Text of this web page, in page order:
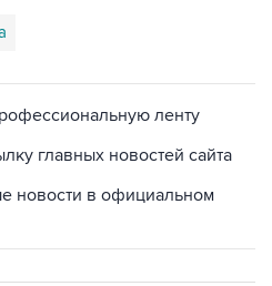
ленту
главных новостей сайта
новости в официальном